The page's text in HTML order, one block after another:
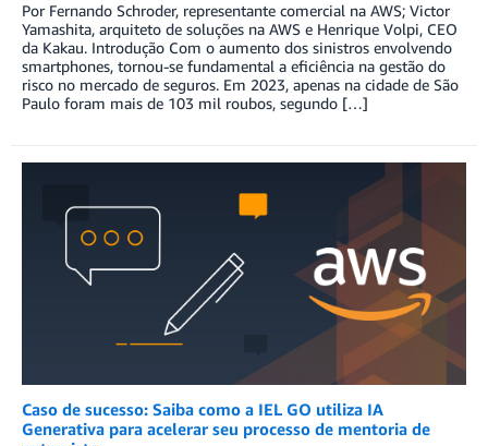
Por Fernando Schroder, representante comercial na AWS; Victor
Yamashita, arquiteto de soluções na AWS e Henrique Volpi, CEO
da Kakau. Introdução Com o aumento dos sinistros envolvendo
smartphones, tornou-se fundamental a eficiência na gestão do
risco no mercado de seguros. Em 2023, apenas na cidade de São
Paulo foram mais de 103 mil roubos, segundo […]
Caso de sucesso: Saiba como a IEL GO utiliza IA
Generativa para acelerar seu processo de mentoria de